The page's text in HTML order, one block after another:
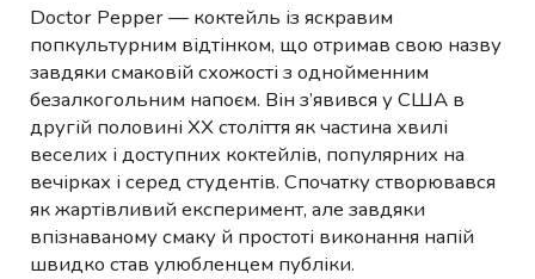
Doctor Pepper — коктейль із яскравим
попкультурним відтінком, що отримав свою назву
завдяки смаковій схожості з однойменним
безалкогольним напоєм. Він з’явився у США в
другій половині XX століття як частина хвилі
веселих і доступних коктейлів, популярних на
вечірках і серед студентів. Спочатку створювався
як жартівливий експеримент, але завдяки
впізнаваному смаку й простоті виконання напій
швидко став улюбленцем публіки.